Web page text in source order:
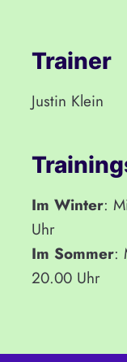
Trainer
Justin Klein
Im Winter:
Uhr
Im Sommer:
20.00 Uhr